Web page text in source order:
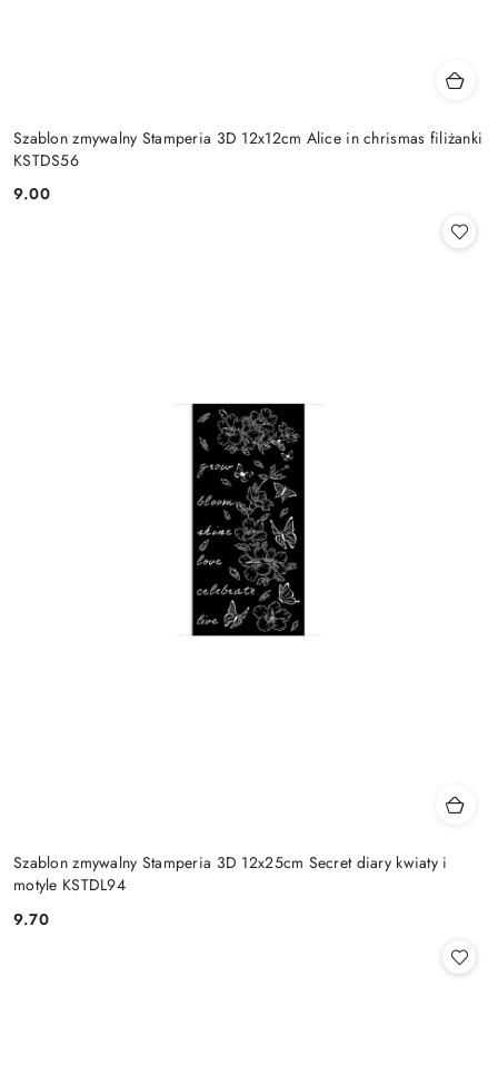
Szablon zmywalny Stamperia 3D 12x12cm Alice in chrismas filiżanki
KSTDS56
Cena:
9.00
Szablon zmywalny Stamperia 3D 12x25cm Secret diary kwiaty i
motyle KSTDL94
Cena:
9.70